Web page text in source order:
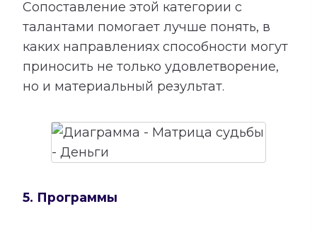
Сопоставление этой категории с
талантами помогает лучше понять, в
каких направлениях способности могут
приносить не только удовлетворение,
но и материальный результат.
5. Программы